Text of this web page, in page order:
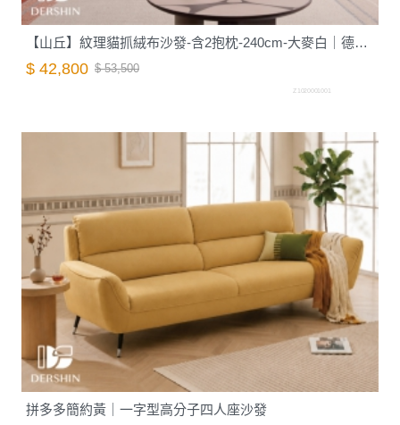
【山丘】紋理貓抓絨布沙發-含2抱枕-240cm-大麥白｜德新家具
$ 42,800 $ 53,500
Z1020001001
拼多多簡約黃｜一字型高分子四人座沙發